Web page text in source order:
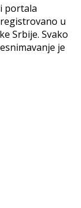
portala
u
Srbije. Svako
je